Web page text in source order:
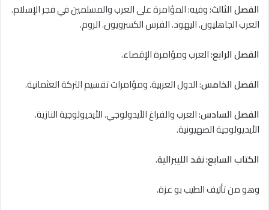
الفصل الثالث: وفيه: المؤامرة على العرب والمسلمين في فجر الإسلام.
العرب الجاهليون. اليهود. الفرس الكسرويون. الروم.
الفصل الرابع: العرب ومؤامرة الإقصاء.
الفصل الخامس: الدول العربية، ومؤامرات تقسيم التركة العثمانية.
الفصل السادس: العرب والفراغ الأيدولوجي. الأيديولوجية النازية.
الأيديولوجية الصهيونية.
الكتاب السابع: نقد الليبرالية.
وهو من تأليف الطيب بو عزة.